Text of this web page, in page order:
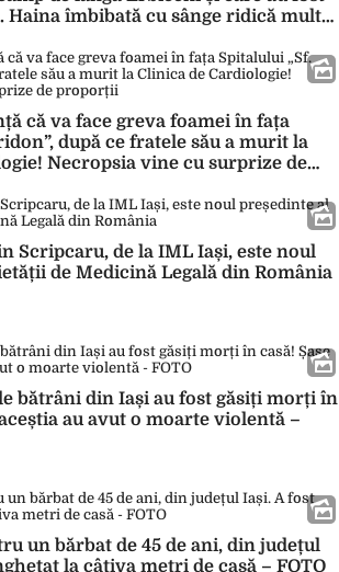
Haina îmbibată cu sânge ridică multe
că va face greva foamei în fața
după ce fratele său a murit la
Necropsia vine cu surprize de
Scripcaru, de la IML Iași, este noul
de Medicină Legală din România
bătrâni din Iași au fost găsiți morți în
au avut o moarte violentă –
un bărbat de 45 de ani, din județul
la câțiva metri de casă – FOTO